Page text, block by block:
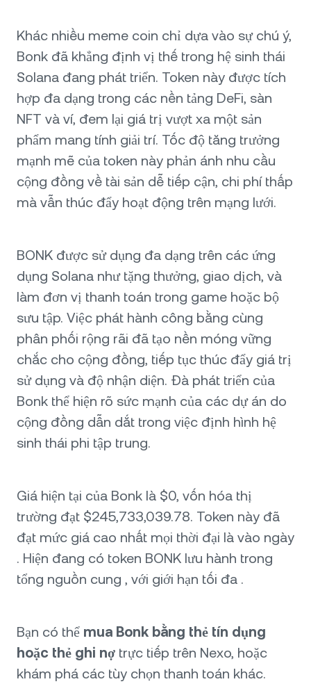
Khác nhiều meme coin chỉ dựa vào sự chú ý,
Bonk đã khẳng định vị thế trong hệ sinh thái
Solana đang phát triển. Token này được tích
hợp đa dạng trong các nền tảng DeFi, sàn
NFT và ví, đem lại giá trị vượt xa một sản
phẩm mang tính giải trí. Tốc độ tăng trưởng
mạnh mẽ của token này phản ánh nhu cầu
cộng đồng về tài sản dễ tiếp cận, chi phí thấp
mà vẫn thúc đẩy hoạt động trên mạng lưới.
BONK được sử dụng đa dạng trên các ứng
dụng Solana như tặng thưởng, giao dịch, và
làm đơn vị thanh toán trong game hoặc bộ
sưu tập. Việc phát hành công bằng cùng
phân phối rộng rãi đã tạo nền móng vững
chắc cho cộng đồng, tiếp tục thúc đẩy giá trị
sử dụng và độ nhận diện. Đà phát triển của
Bonk thể hiện rõ sức mạnh của các dự án do
cộng đồng dẫn dắt trong việc định hình hệ
sinh thái phi tập trung.
Giá hiện tại của Bonk là $0, vốn hóa thị
trường đạt $245,733,039.78. Token này đã
đạt mức giá cao nhất mọi thời đại là vào ngày
. Hiện đang có token BONK lưu hành trong
tổng nguồn cung , với giới hạn tối đa .
Bạn có thể mua Bonk bằng thẻ tín dụng
hoặc thẻ ghi nợ trực tiếp trên Nexo, hoặc
khám phá các tùy chọn thanh toán khác.